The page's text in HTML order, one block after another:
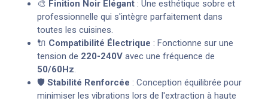
🎨 Finition Noir Élégant : Une esthétique sobre et
professionnelle qui s'intègre parfaitement dans
toutes les cuisines.
🔌 Compatibilité Électrique : Fonctionne sur une
tension de 220-240V avec une fréquence de
50/60Hz.
🛡️ Stabilité Renforcée : Conception équilibrée pour
minimiser les vibrations lors de l'extraction à haute